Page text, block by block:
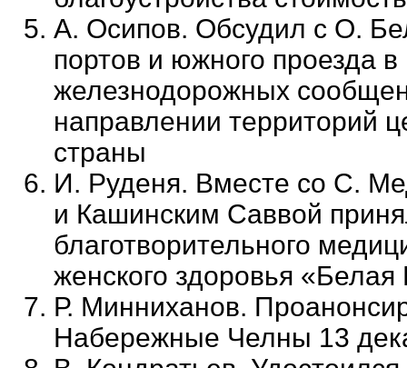
А. Осипов. Обсудил с О.
портов и южного проезда
железнодорожных
направлении территорий
страны
И. Руденя. Вместе со С.
и Кашинским Саввой
благотворительного
женского здоровья «Белая
Р. Минниханов.
Набережные Челны 13